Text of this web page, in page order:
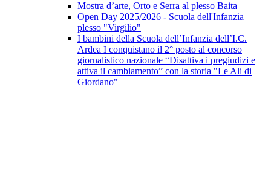
Mostra d’arte, Orto e Serra al plesso Baita
Open Day 2025/2026 - Scuola dell'Infanzia
plesso "Virgilio"
I bambini della Scuola dell’Infanzia dell’I.C.
Ardea I conquistano il 2° posto al concorso
giornalistico nazionale “Disattiva i pregiudizi e
attiva il cambiamento” con la storia "Le Ali di
Giordano"